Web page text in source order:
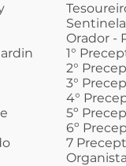
Orador -
1°
2°
3°
4°
5º
6º
7